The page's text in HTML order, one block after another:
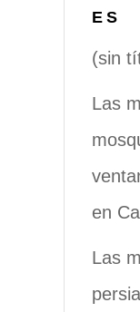
ES
(sin
Las
en
Las